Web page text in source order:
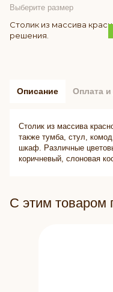
Выберите размер
Столик из массива
решения.
Описание Оплата и
Столик из массива
также тумба, стул,
шкаф. Различные
коричневый, слоновая
С этим товаром